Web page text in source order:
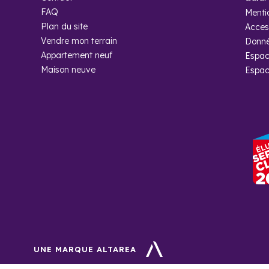
Combien
Selon le dernier
avec
Reconnu dans le
satisfaire votre
FAQ
Plan du site
Vendre mon terrain
Appartement neuf
Maison neuve
UNE MARQUE ALTAREA